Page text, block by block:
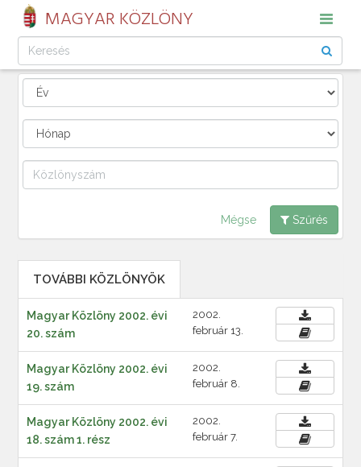
MAGYAR KÖZLÖNY
Mégse Szűrés
TOVÁBBI KÖZLÖNYÖK
Magyar Közlöny 2002. évi
20. szám
2002.
február 13.
Magyar Közlöny 2002. évi
19. szám
2002.
február 8.
Magyar Közlöny 2002. évi
18. szám 1. rész
2002.
február 7.